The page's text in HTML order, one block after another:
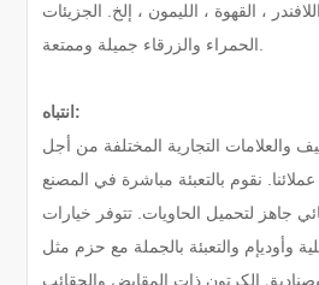
، القهوة ، الليمون ، إلخ. الجزيئات
انتباه:
والعلامات التجارية المختلفة من أجل
نقوم بالتعبئة مباشرة في المصنع
جاهز لتحميل الحاويات. تتوفر خيارات
وأوديإم والتعبئة بالجملة مع حزم مثل
وصناديق الكرتون ذات المقابض والحقائب